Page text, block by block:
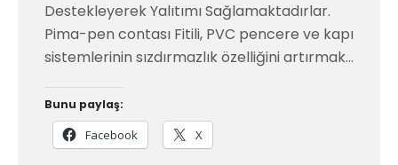
Destekleyerek Yalıtımı Sağlamaktadırlar.
Pima-pen contası Fitili, PVC pencere ve kapı
sistemlerinin sızdırmazlık özelliğini artırmak…
Bunu paylaş:
Facebook X